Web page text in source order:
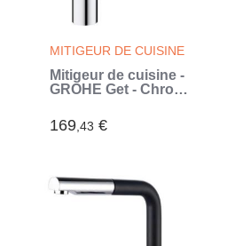
MITIGEUR DE CUISINE
Mitigeur de cuisine -
GROHE Get - Chromé
- Rotation 150° (Gris)
169,43 €